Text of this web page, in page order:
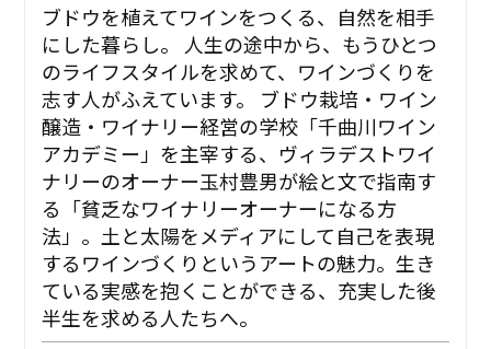
ブドウを植えてワインをつくる、自然を相手
にした暮らし。 人生の途中から、もうひとつ
のライフスタイルを求めて、ワインづくりを
志す人がふえています。 ブドウ栽培・ワイン
醸造・ワイナリー経営の学校「千曲川ワイン
アカデミー」を主宰する、ヴィラデストワイ
ナリーのオーナー玉村豊男が絵と文で指南す
る「貧乏なワイナリーオーナーになる方
法」。土と太陽をメディアにして自己を表現
するワインづくりというアートの魅力。生き
ている実感を抱くことができる、充実した後
半生を求める人たちへ。